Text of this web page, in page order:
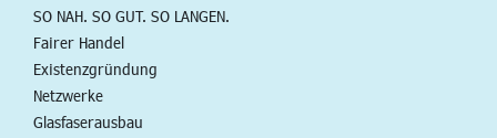
SO NAH. SO GUT. SO LANGEN.
Fairer Handel
Existenzgründung
Netzwerke
Glasfaserausbau